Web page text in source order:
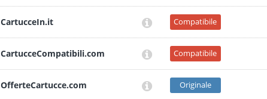
CartucceIn.it Compatibile
CartucceCompatibili.com Compatibile
OfferteCartucce.com Originale